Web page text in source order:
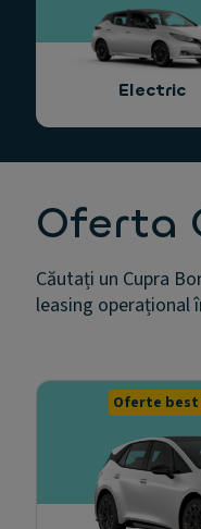
Electric
Oferta
Căutați un Cupra
leasing operațional
Oferte best